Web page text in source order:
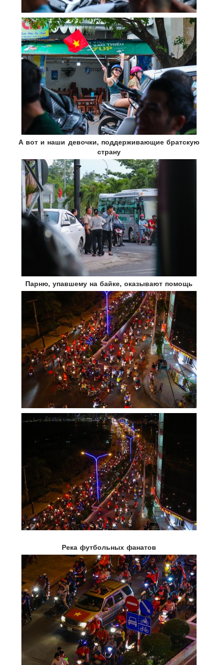
А вот и наши девочки, поддерживающие братскую
страну
Парню, упавшему на байке, оказывают помощь
Река футбольных фанатов